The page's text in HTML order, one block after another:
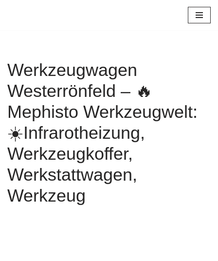
Werkzeugwagen
Westerrönfeld – 🔥
Mephisto Werkzeugwelt:
☀️Infrarotheizung,
Werkzeugkoffer,
Werkstattwagen,
Werkzeug